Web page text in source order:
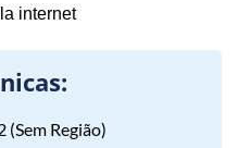
internet
(Sem Região)